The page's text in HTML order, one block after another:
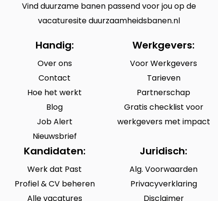
Vind duurzame banen passend voor jou op de
vacaturesite duurzaamheidsbanen.nl
Handig:
Over ons
Contact
Hoe het werkt
Blog
Job Alert
Nieuwsbrief
Werkgevers:
Voor Werkgevers
Tarieven
Partnerschap
Gratis checklist voor
werkgevers met impact
Kandidaten:
Werk dat Past
Profiel & CV beheren
Alle vacatures
Juridisch:
Alg. Voorwaarden
Privacyverklaring
Disclaimer